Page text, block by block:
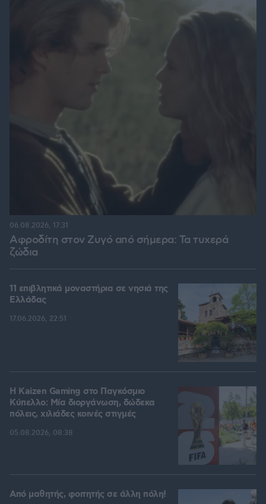
Αφροδίτη στον Ζυγό από σήμερα: Τα τυχερά
ζώδια
06.08.2026, 17:31
11 επιβλητικά μοναστήρια σε νησιά της
Ελλάδας
17.06.2026, 22:51
H Kaizen Gaming στο Παγκόσμιο
Kύπελλο: Μία διοργάνωση, δώδεκα
πόλεις, χιλιάδες κοινές στιγμές
05.08.2026, 08:38
Από μαθητής, φοιτητής σε άλλη πόλη!